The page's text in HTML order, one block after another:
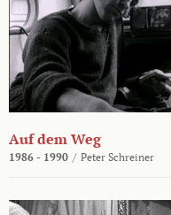
Auf dem Weg
1986 - 1990 / Peter Schreiner